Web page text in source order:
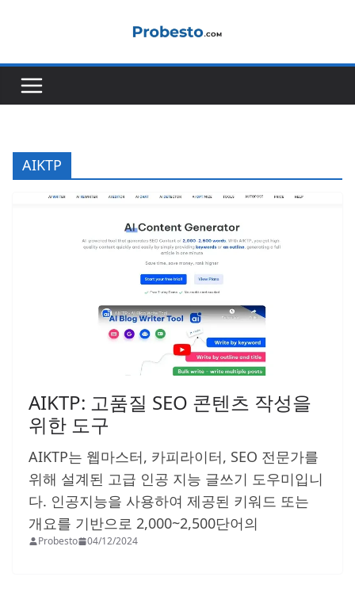
AIKTP
AIKTP: 고품질 SEO 콘텐츠 작성을
위한 도구
AIKTP는 웹마스터, 카피라이터, SEO 전문가를
위해 설계된 고급 인공 지능 글쓰기 도우미입니
다. 인공지능을 사용하여 제공된 키워드 또는
개요를 기반으로 2,000~2,500단어의
Probesto 04/12/2024